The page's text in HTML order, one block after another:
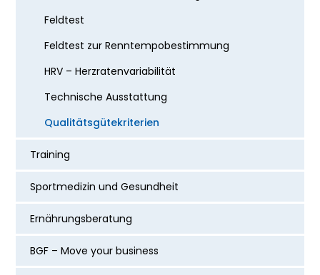
Feldtest
Feldtest zur Renntempobestimmung
HRV – Herzratenvariabilität
Technische Ausstattung
Qualitätsgütekriterien
Training
Sportmedizin und Gesundheit
Ernährungsberatung
BGF – Move your business